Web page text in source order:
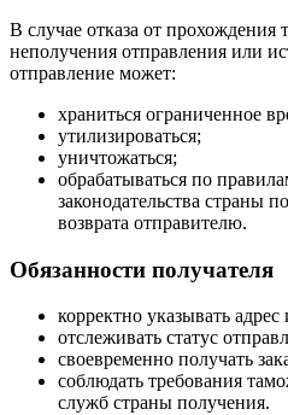
В случае отказа от
неполучения отправления или
отправление может:
храниться ограниченное
утилизироваться;
уничтожаться;
обрабатываться по
законодательства страны
возврата отправителю.
Обязанности получателя
корректно указывать
отслеживать статус
своевременно получать
соблюдать требования
служб страны получения.